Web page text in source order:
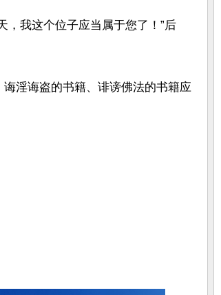
，我这个位子应当属于您了！”后
淫诲盗的书籍、诽谤佛法的书籍应